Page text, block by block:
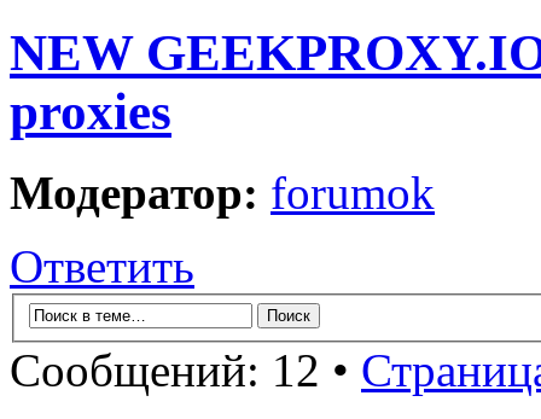
NEW
proxies
Модератор: forumok
Ответить
Сообщений: 12 •